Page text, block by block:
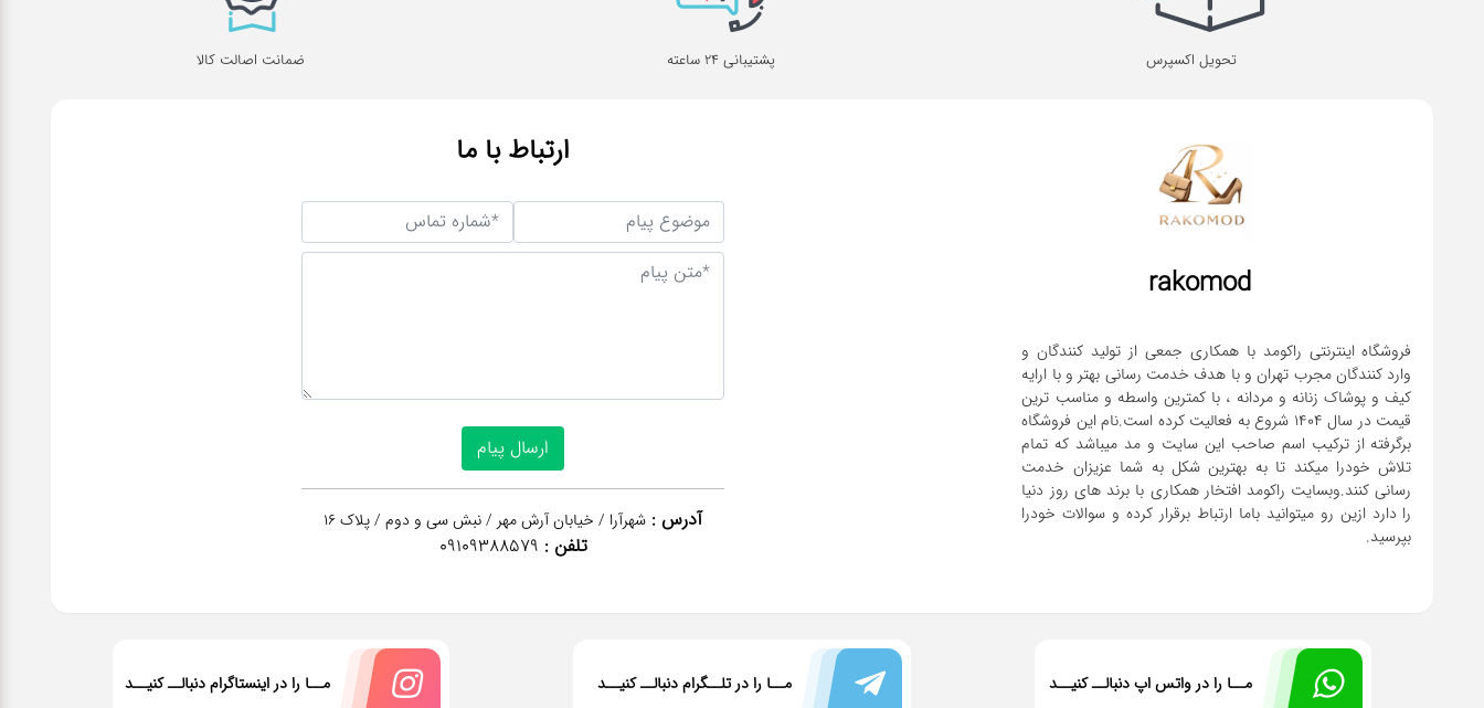
تحویل اکسپرس پشتیبانی 24 ساعته ضمانت اصالت کالا
rakomod
فروشگاه اینترنتی راکومد با همکاری جمعی از تولید کنندگان و
وارد کنندگان مجرب تهران و با هدف خدمت رسانی بهتر و با ارایه
کیف و پوشاک زنانه و مردانه ، با کمترین واسطه و مناسب ترین
قیمت در سال 1404 شروع به فعالیت کرده است.نام این فروشگاه
برگرفته از ترکیب اسم صاحب این سایت و مد میباشد که تمام
تلاش خودرا میکند تا به بهترین شکل به شما عزیزان خدمت
رسانی کنند.وبسایت راکومد افتخار همکاری با برند های روز دنیا
را دارد ازین رو میتوانید باما ارتباط برقرار کرده و سوالات خودرا
بپرسید.
ارتباط با ما
آدرس : شهرآرا / خیابان آرش مهر / نبش سی و دوم / پلاک 16
تلفن : 09109388579
مــا را در واتس اپ دنبالــ کنیــد مــا را در تلــگرام دنبالــ کنیــد مــا را در اینستاگرام دنبالــ کنیــد